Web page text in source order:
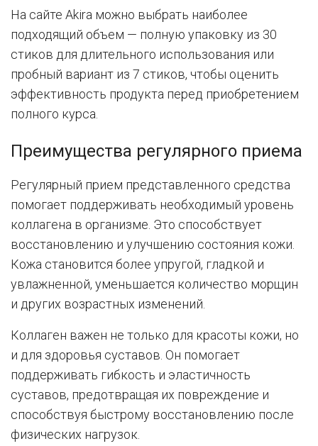
На сайте Akira можно выбрать наиболее
подходящий объем — полную упаковку из 30
стиков для длительного использования или
пробный вариант из 7 стиков, чтобы оценить
эффективность продукта перед приобретением
полного курса.
Преимущества регулярного приема
Регулярный прием представленного средства
помогает поддерживать необходимый уровень
коллагена в организме. Это способствует
восстановлению и улучшению состояния кожи.
Кожа становится более упругой, гладкой и
увлажненной, уменьшается количество морщин
и других возрастных изменений.
Коллаген важен не только для красоты кожи, но
и для здоровья суставов. Он помогает
поддерживать гибкость и эластичность
суставов, предотвращая их повреждение и
способствуя быстрому восстановлению после
физических нагрузок.